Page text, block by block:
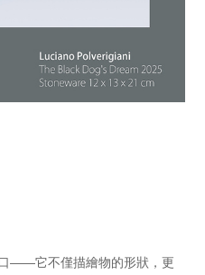
——它不僅描繪物的形狀，更